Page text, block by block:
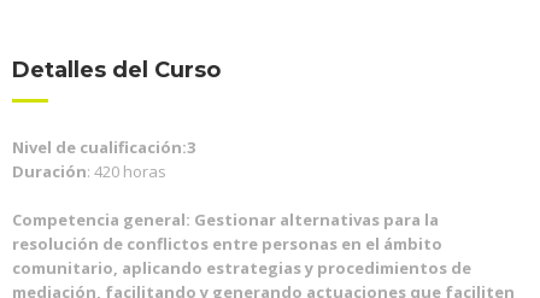
Detalles del Curso
Nivel de cualificación:3
Duración: 420 horas
Competencia general: Gestionar alternativas para la
resolución de conflictos entre personas en el ámbito
comunitario, aplicando estrategias y procedimientos de
mediación, facilitando y generando actuaciones que faciliten